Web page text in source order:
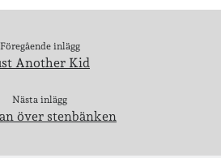
Föregående inlägg
Another Kid
Nästa inlägg
över stenbänken